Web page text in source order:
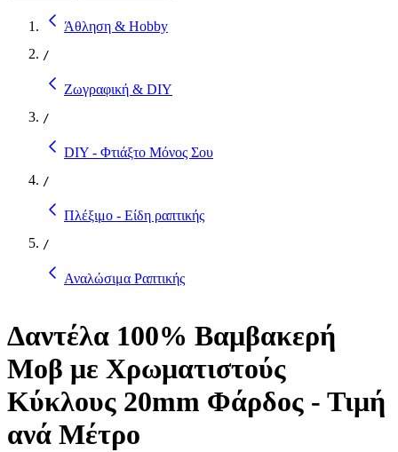
Άθληση & Hobby
/
Ζωγραφική & DIY
/
DIY - Φτιάξτο Μόνος Σου
/
Πλέξιμο - Είδη ραπτικής
/
Αναλώσιμα Ραπτικής
Δαντέλα 100% Βαμβακερή
Μοβ με Χρωματιστούς
Κύκλους 20mm Φάρδος - Τιμή
ανά Μέτρο